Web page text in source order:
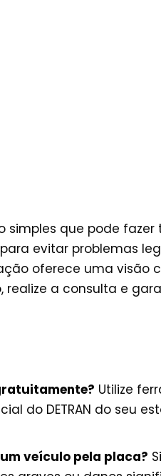
simples que pode
evitar problemas
oferece uma visão
realize a consulta e
Utilize
do DETRAN do seu
veículo pela placa?